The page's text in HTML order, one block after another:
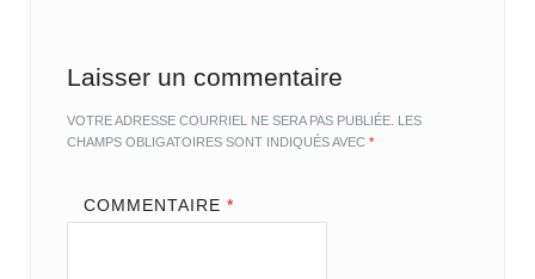
Laisser un commentaire
VOTRE ADRESSE COURRIEL NE SERA PAS PUBLIÉE. LES
CHAMPS OBLIGATOIRES SONT INDIQUÉS AVEC*
COMMENTAIRE *